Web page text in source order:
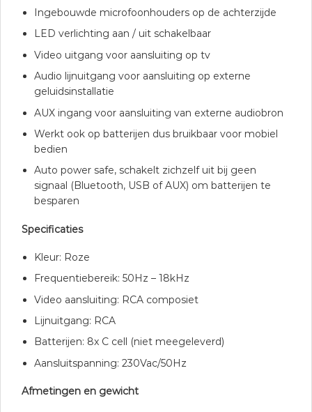
Ingebouwde microfoonhouders op de achterzijde
LED verlichting aan / uit schakelbaar
Video uitgang voor aansluiting op tv
Audio lijnuitgang voor aansluiting op externe
geluidsinstallatie
AUX ingang voor aansluiting van externe audiobron
Werkt ook op batterijen dus bruikbaar voor mobiel
bedien
Auto power safe, schakelt zichzelf uit bij geen
signaal (Bluetooth, USB of AUX) om batterijen te
besparen
Specificaties
Kleur: Roze
Frequentiebereik: 50Hz – 18kHz
Video aansluiting: RCA composiet
Lijnuitgang: RCA
Batterijen: 8x C cell (niet meegeleverd)
Aansluitspanning: 230Vac/50Hz
Afmetingen en gewicht